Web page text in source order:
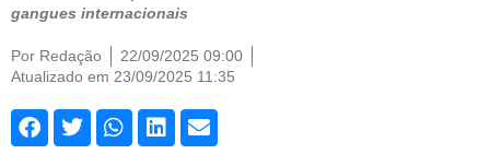
gangues internacionais
Por Redação
22/09/2025 09:00
Atualizado em 23/09/2025 11:35